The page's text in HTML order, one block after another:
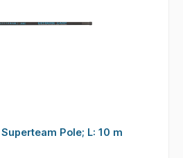
Pole; L: 10 m